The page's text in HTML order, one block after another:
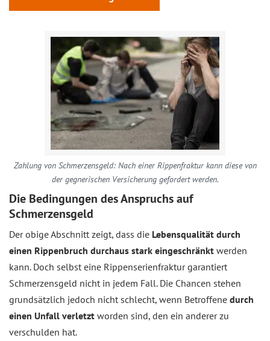
Zahlung von Schmerzensgeld: Nach einer Rippenfraktur kann diese von
der gegnerischen Versicherung gefordert werden.
Die Bedingungen des Anspruchs auf
Schmerzensgeld
Der obige Abschnitt zeigt, dass die Lebensqualität durch
einen Rippenbruch durchaus stark eingeschränkt werden
kann. Doch selbst eine Rippenserienfraktur garantiert
Schmerzens­geld nicht in jedem Fall. Die Chancen stehen
grundsätzlich jedoch nicht schlecht, wenn Betroffene durch
einen Unfall verletzt worden sind, den ein anderer zu
verschulden hat.